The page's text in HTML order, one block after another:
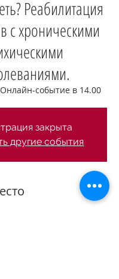
Реабилитация
с хроническими
Онлайн-событие в 14.00
закрыта
другие события